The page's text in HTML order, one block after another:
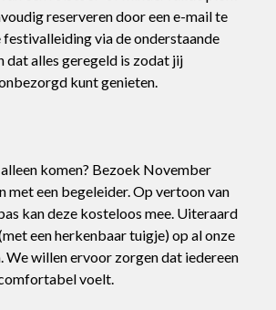
reserveren door een e-mail te
festivalleiding via de onderstaande
dat alles geregeld is zodat jij
kunt genieten.
komen? Bezoek November
met een begeleider. Op vertoon van
kan deze kosteloos mee. Uiteraard
een herkenbaar tuigje) op al onze
We willen ervoor zorgen dat iedereen
voelt.